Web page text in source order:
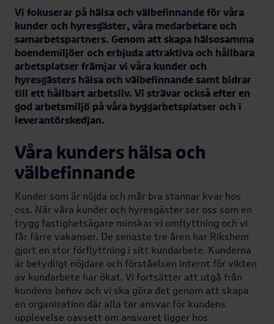
Vi fokuserar på hälsa och välbefinnande för våra
kunder och hyresgäster, våra medarbetare och
samarbetspartners. Genom att skapa hälsosamma
boendemiljöer och erbjuda attraktiva och hållbara
arbetsplatser främjar vi våra kunder och
hyresgästers hälsa och välbefinnande samt bidrar
till ett hållbart arbetsliv. Vi strävar också efter en
god arbetsmiljö på våra byggarbetsplatser och i
leverantörskedjan.
Våra kunders hälsa och
välbefinnande
Kunder som är nöjda och mår bra stannar kvar hos
oss. När våra kunder och hyresgäster ser oss som en
trygg fastighetsägare minskar vi omflyttning och vi
får färre vakanser. De senaste tre åren har Rikshem
gjort en stor förflyttning i sitt kundarbete. Kunderna
är betydligt nöjdare och förståelsen internt för vikten
av kundarbete har ökat. Vi fortsätter att utgå från
kundens behov och vi ska göra det genom att skapa
en organisation där alla tar ansvar för kundens
upplevelse oavsett om ansvaret ligger hos